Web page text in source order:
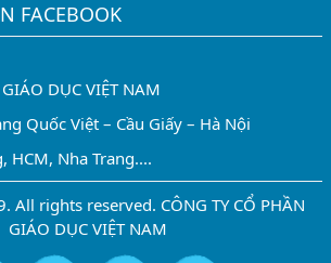
FACEBOOK
DỤC VIỆT NAM
Quốc Việt – Cầu Giấy – Hà Nội
HCM, Nha Trang....
All rights reserved. CÔNG TY CỔ PHẦN
GIÁO DỤC VIỆT NAM